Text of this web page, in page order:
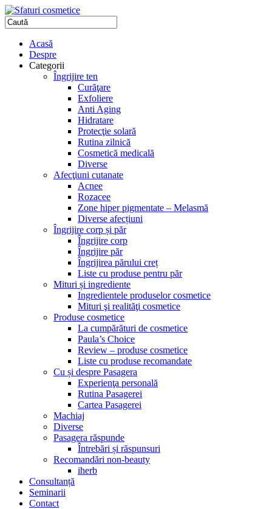
Acasă
Despre
Categorii
Îngrijire ten
Curăţare
Exfoliere
Anti Aging
Hidratare
Protecţie solară
Rutina zilnică
Cosmetică medicală
Diverse
Afecţiuni cutanate
Acnee
Rozacee
Zone hiper pigmentate – Melasmă
Diverse afecțiuni
Îngrijire corp și păr
Îngrijire corp
Îngrijire păr
Îngrijirea părului creț
Liste cu produse pentru păr
Mituri și ingrediente
Ingredientele produselor cosmetice
Mituri şi realităţi cosmetice
Produse cosmetice
La cumpărături de cosmetice
Paula’s Choice
Review – produse cosmetice
Liste cu produse recomandate
Cu și despre Pasagera
Experienţa personală
Rutina Pasagerei
Cartea Pasagerei
Machiaj
Diverse
Pasagera răspunde
Întrebări și răspunsuri
Recomandări non-beauty
iherb
Consultanță
Seminarii
Contact